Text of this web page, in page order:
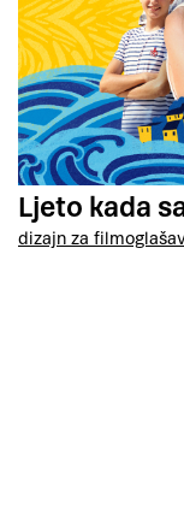
Ljeto kada
dizajn za film